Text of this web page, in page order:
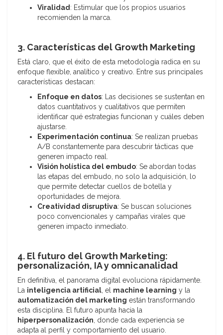
Viralidad: Estimular que los propios usuarios
recomienden la marca.
3. Características del Growth Marketing
Está claro, que el éxito de esta metodología radica en su
enfoque flexible, analítico y creativo. Entre sus principales
características destacan:
Enfoque en datos: Las decisiones se sustentan en
datos cuantitativos y cualitativos que permiten
identificar qué estrategias funcionan y cuáles deben
ajustarse.
Experimentación continua: Se realizan pruebas
A/B constantemente para descubrir tácticas que
generen impacto real.
Visión holística del embudo: Se abordan todas
las etapas del embudo, no solo la adquisición, lo
que permite detectar cuellos de botella y
oportunidades de mejora.
Creatividad disruptiva: Se buscan soluciones
poco convencionales y campañas virales que
generen impacto inmediato.
4. El futuro del Growth Marketing:
personalización, IA y omnicanalidad
En definitiva, el panorama digital evoluciona rápidamente.
La inteligencia artificial, el machine learning y la
automatización del marketing están transformando
esta disciplina. El futuro apunta hacia la
hiperpersonalización, donde cada experiencia se
adapta al perfil y comportamiento del usuario.